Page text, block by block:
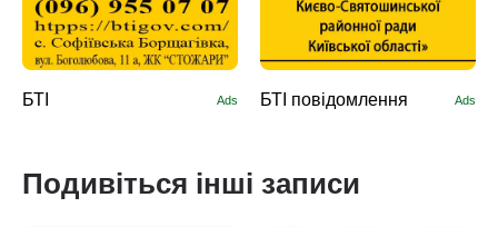
БТІ Ads БТІ повідомлення Ads
Подивіться інші записи